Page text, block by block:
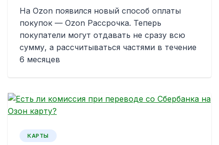
На Ozon появился новый способ оплаты
покупок — Ozon Рассрочка. Теперь
покупатели могут отдавать не сразу всю
сумму, а рассчитываться частями в течение
6 месяцев
КАРТЫ